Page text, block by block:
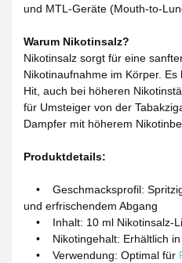
und MTL-Geräte (Mouth-to-
Warum Nikotinsalz?
Nikotinsalz sorgt für eine
Nikotinaufnahme im Körper.
Hit, auch bei höheren
für Umsteiger von der
Dampfer mit höherem
Produktdetails:
• Geschmacksprofil:
und erfrischendem Abgang
• Inhalt: 10 ml Nikotinsalz-
• Nikotingehalt: Erhältlich in
• Verwendung: Optimal für